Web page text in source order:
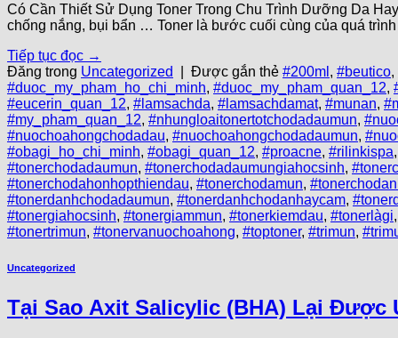
Có Cần Thiết Sử Dụng Toner Trong Chu Trình Dưỡng Da
chống nắng, bụi bẩn … Toner là bước cuối cùng của quá
Tiếp tục đọc →
Đăng trong Uncategorized Được gắn thẻ #200ml , #beutico,
#duoc_my_pham_ho_chi_minh, #duoc_my_pham_quan_12,
#eucerin_quan_12, #lamsachda, #lamsachdamat, #munan,
#my_pham_quan_12, #nhungloaitonertotchodadaumun,
#nuochoahongchodadau, #nuochoahongchodadaumun,
#obagi_ho_chi_minh, #obagi_quan_12, #proacne, #rilinkispa,
#tonerchodadaumun, #tonerchodadaumungiahocsinh,
#tonerchodahonhopthiendau, #tonerchodamun,
#tonerdanhchodadaumun, #tonerdanhchodanhaycam,
#tonergiahocsinh, #tonergiammun, #tonerkiemdau, #tonerlàgi,
#tonertrimun, #tonervanuochoahong, #toptoner, #trimun,
Uncategorized
Tại Sao Axit Salicylic (BHA) Lại Được